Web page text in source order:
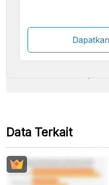
Beberapa metode
Data Terkait